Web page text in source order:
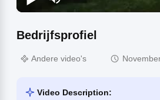
Bedrijfsprofiel
Andere video's
Video Description: